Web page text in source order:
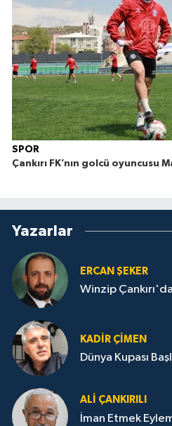
SPOR
Çankırı FK’nın golcü oyuncusu
Yazarlar
ERCAN ŞEKER
Winzip
KADIR ÇIMEN
Dünya Kupası
ALI ÇANKIRILI
İman Etmek